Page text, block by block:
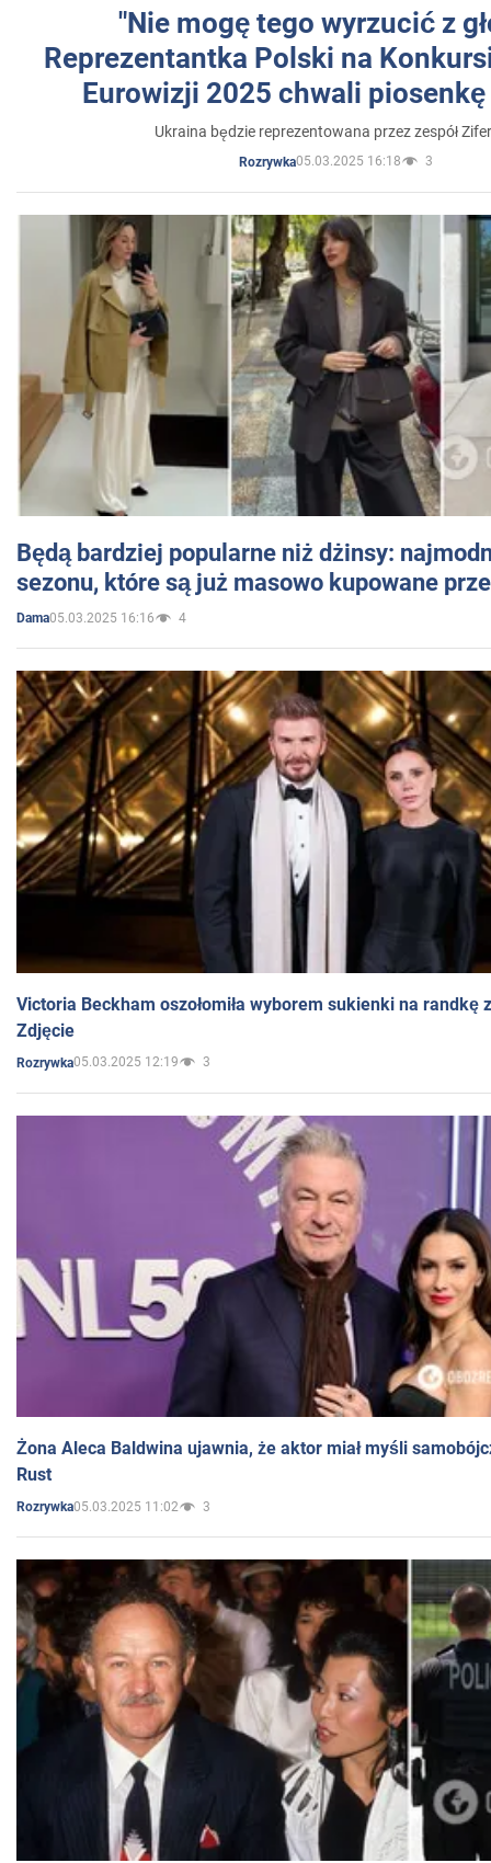
"Nie mogę tego wyrzucić z
Reprezentantka Polski na
Eurowizji 2025 chwali
Ukraina będzie reprezentowana przez zespół
Rozrywka05.03.2025 16:18 3
Będą bardziej popularne niż dżinsy:
sezonu, które są już masowo kupowane
Dama05.03.2025 16:16 4
Victoria Beckham oszołomiła wyborem sukienki na randkę
Zdjęcie
Rozrywka05.03.2025 12:19 3
Żona Aleca Baldwina ujawnia, że aktor miał myśli
Rust
Rozrywka05.03.2025 11:02 3